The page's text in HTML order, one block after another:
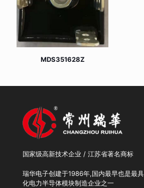
MDS351628Z
国家级高新技术企业 / 江苏省著名商标
瑞华电子创建于1986年,国内最早也是最
化电力半导体模块制造企业之一